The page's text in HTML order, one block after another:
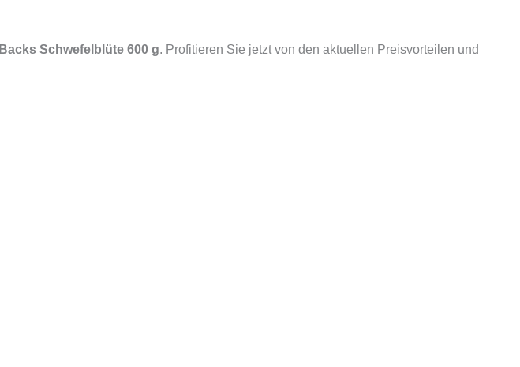
Backs Schwefelblüte 600 g. Profitieren Sie jetzt von den aktuellen Preisvorteilen und